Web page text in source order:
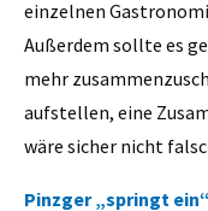
einzelnen
Außerdem sollte es
mehr
aufstellen, eine
wäre sicher nicht
Pinzger „springt ein“